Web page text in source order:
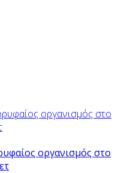
οργανισμός στο